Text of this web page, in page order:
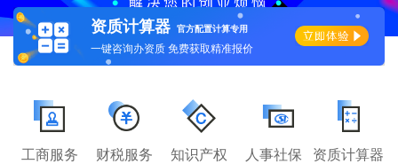
资质计算器 官方配置计算专用
一键咨询办资质 免费获取精准报价
工商服务 财税服务 知识产权 人事社保 资质计算器